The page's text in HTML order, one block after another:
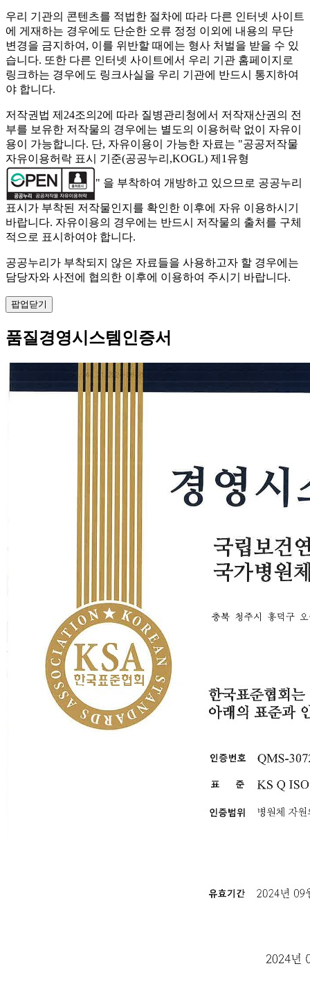
우리 기관의 콘텐츠를 적법한 절차에 따라 다른 인터넷 사이트
에 게재하는 경우에도 단순한 오류 정정 이외에 내용의 무단
변경을 금지하여, 이를 위반할 때에는 형사 처벌을 받을 수 있
습니다. 또한 다른 인터넷 사이트에서 우리 기관 홈페이지로
링크하는 경우에도 링크사실을 우리 기관에 반드시 통지하여
야 합니다.
저작권법 제24조의2에 따라 질병관리청에서 저작재산권의 전
부를 보유한 저작물의 경우에는 별도의 이용허락 없이 자유이
용이 가능합니다. 단, 자유이용이 가능한 자료는 "공공저작물
자유이용허락 표시 기준(공공누리,KOGL) 제1유형
" 을 부착하여 개방하고 있으므로 공공누리
표시가 부착된 저작물인지를 확인한 이후에 자유 이용하시기
바랍니다. 자유이용의 경우에는 반드시 저작물의 출처를 구체
적으로 표시하여야 합니다.
공공누리가 부착되지 않은 자료들을 사용하고자 할 경우에는
담당자와 사전에 협의한 이후에 이용하여 주시기 바랍니다.
팝업닫기
품질경영시스템인증서